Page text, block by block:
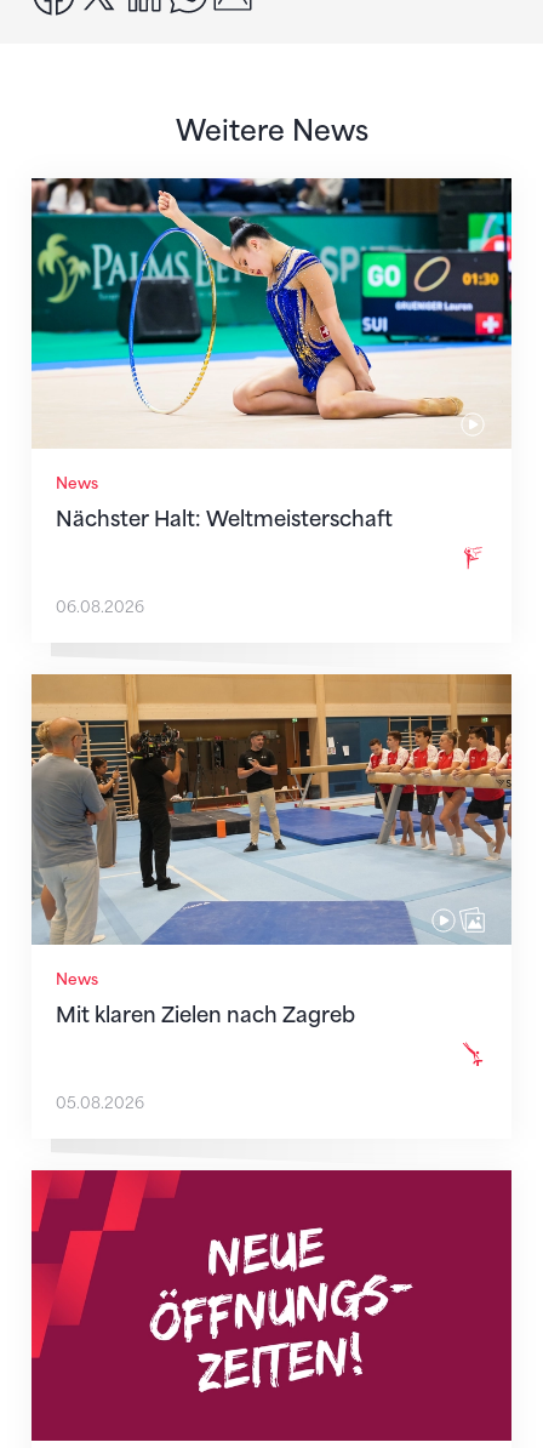
Weitere News
News
Nächster Halt: Weltmeisterschaft
Nächster Halt: Weltmeisterschaft
06.08.2026
News
Mit klaren Zielen nach Zagreb
Mit klaren Zielen nach Zagreb
05.08.2026
Neue Empfangszeiten ab 1. August 2026